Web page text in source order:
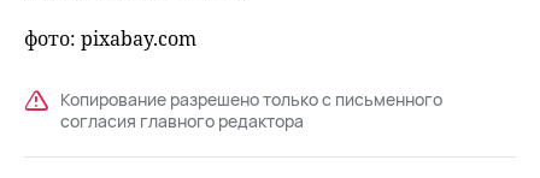
фото: pixabay.com
Копирование разрешено только с письменного
согласия главного редактора